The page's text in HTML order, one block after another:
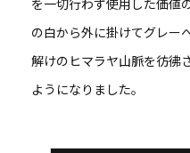
を一切行わず使用した価値
の白から外に掛けてグレー
解けのヒマラヤ山脈を彷彿
ようになりました。